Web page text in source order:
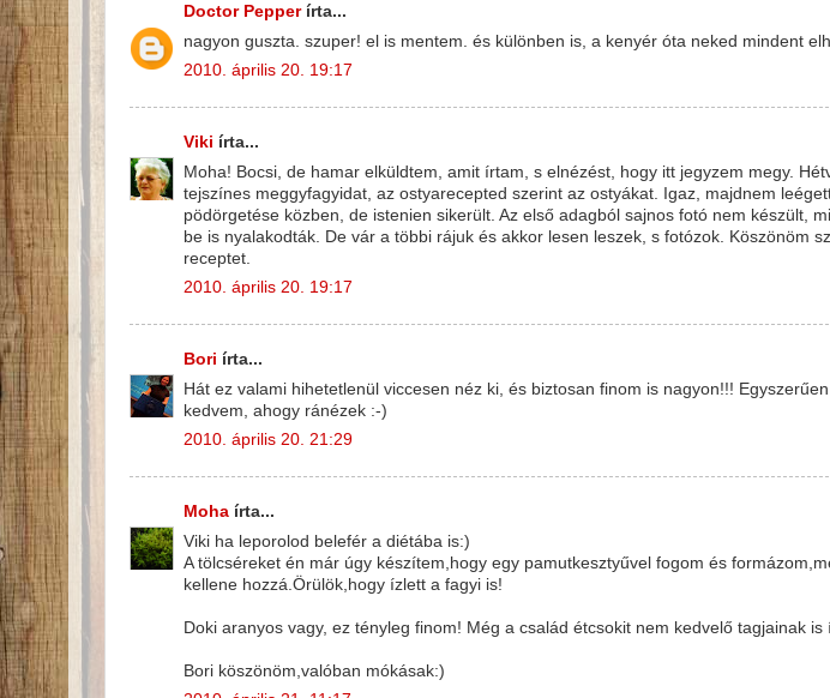
Doctor Pepperírta...
nagyon guszta. szuper! el is mentem. és különben is, a kenyér óta neked mindent
2010. április 20. 19:17
Viki írta...
Moha! Bocsi, de hamar elküldtem, amit írtam, s elnézést, hogy itt jegyzem megy.
tejszínes meggyfagyidat, az ostyarecepted szerint az ostyákat. Igaz, majdnem
pödörgetése közben, de istenien sikerült. Az első adagból sajnos fotó nem készült,
be is nyalakodták. De vár a többi rájuk és akkor lesen leszek, s fotózok. Köszönöm
receptet.
2010. április 20. 19:17
Bori írta...
Hát ez valami hihetetlenül viccesen néz ki, és biztosan finom is nagyon!!!
kedvem, ahogy ránézek :-)
2010. április 20. 21:29
Moha írta...
Viki ha leporolod belefér a diétába is:)
A tölcséreket én már úgy készítem,hogy egy pamutkesztyűvel fogom és
kellene hozzá.Örülök,hogy ízlett a fagyi is!
Doki aranyos vagy, ez tényleg finom! Még a család étcsokit nem kedvelő tagjainak is
Bori köszönöm,valóban mókásak:)